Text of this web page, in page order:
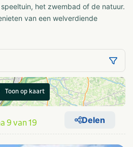
het zwembad of de natuur.
van een welverdiende
Toon op kaart
9 van 19 Delen